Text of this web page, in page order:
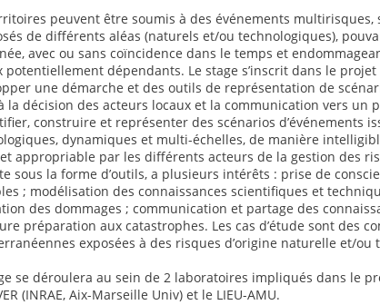
peuvent être soumis à des événements multirisques,
de différents aléas (naturels et/ou technologiques),
avec ou sans coïncidence dans le temps et
potentiellement dépendants. Le stage s’inscrit dans le projet
une démarche et des outils de représentation de
la décision des acteurs locaux et la communication vers un
construire et représenter des scénarios d’événements
dynamiques et multi-échelles, de manière
appropriable par les différents acteurs de la gestion des
sous la forme d’outils, a plusieurs intérêts : prise de
; modélisation des connaissances scientifiques et
des dommages ; communication et partage des
préparation aux catastrophes. Les cas d’étude sont des
exposées à des risques d’origine naturelle et/ou
se déroulera au sein de 2 laboratoires impliqués dans le
(INRAE, Aix-Marseille Univ) et le LIEU-AMU.